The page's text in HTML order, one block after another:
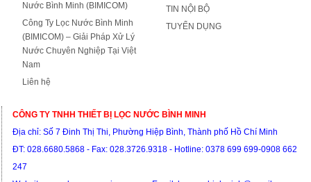
Nước Bình Minh (BIMICOM)
Công Ty Lọc Nước Bình Minh
(BIMICOM) – Giải Pháp Xử Lý
Nước Chuyên Nghiệp Tại Việt
Nam
Liên hệ
TIN NỘI BỘ
TUYỂN DỤNG
CÔNG TY TNHH THIẾT BỊ LỌC NƯỚC BÌNH MINH
Địa chỉ: Số 7 Đinh Thị Thi, Phường Hiệp Bình, Thành phố Hồ Chí Minh
ĐT: 028.6680.5868 - Fax: 028.3726.9318 - Hotline: 0378 699 699-0908 662
247